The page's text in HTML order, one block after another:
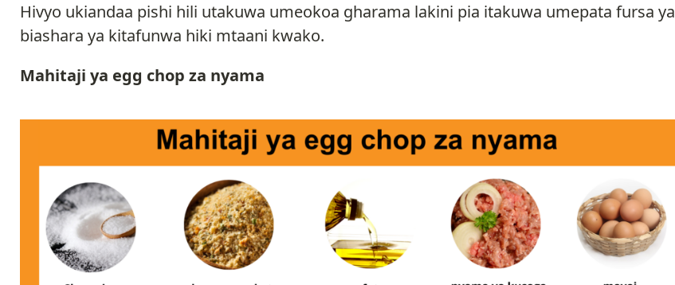
Hivyo ukiandaa pishi hili utakuwa umeokoa gharama lakini pia itakuwa umepata fursa ya
biashara ya kitafunwa hiki mtaani kwako.
Mahitaji ya egg chop za nyama